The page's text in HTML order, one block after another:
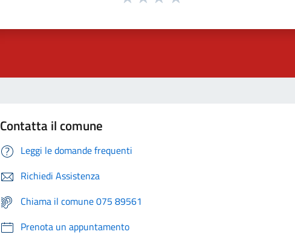
Contatta il comune
Leggi le domande frequenti
Richiedi Assistenza
Chiama il comune 075 89561
Prenota un appuntamento